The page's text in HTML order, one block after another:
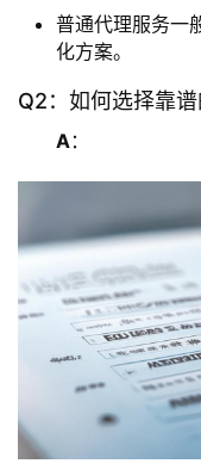
普通代理服务一
化方案。
Q2：如何选择靠谱
A ：